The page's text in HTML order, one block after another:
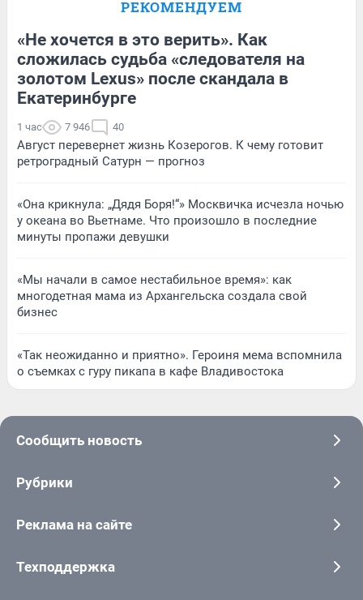
РЕКОМЕНДУЕМ
«Не хочется в это верить». Как
сложилась судьба «следователя на
золотом Lexus» после скандала в
Екатеринбурге
1 час 7 946 40
Август перевернет жизнь Козерогов. К чему готовит
ретроградный Сатурн — прогноз
«Она крикнула: „Дядя Боря!“» Москвичка исчезла ночью
у океана во Вьетнаме. Что произошло в последние
минуты пропажи девушки
«Мы начали в самое нестабильное время»: как
многодетная мама из Архангельска создала свой
бизнес
«Так неожиданно и приятно». Героиня мема вспомнила
о съемках с гуру пикапа в кафе Владивостока
Сообщить новость
Рубрики
Реклама на сайте
Техподдержка